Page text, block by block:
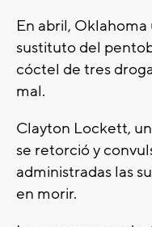
En abril,
sustituto del
cóctel de tres
mal.
Clayton Lockett,
se retorció y
administradas las
en morir.